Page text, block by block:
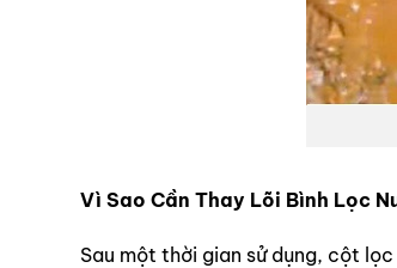
Vì Sao Cần Thay Lõi Bình Lọc
Sau một thời gian sử dụng, cột